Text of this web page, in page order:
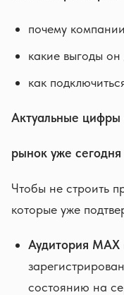
почему
какие выгоды он
как
Актуальные
рынок уже сегодня
Чтобы не строить
которые уже
Аудитория MAX
состоянию на